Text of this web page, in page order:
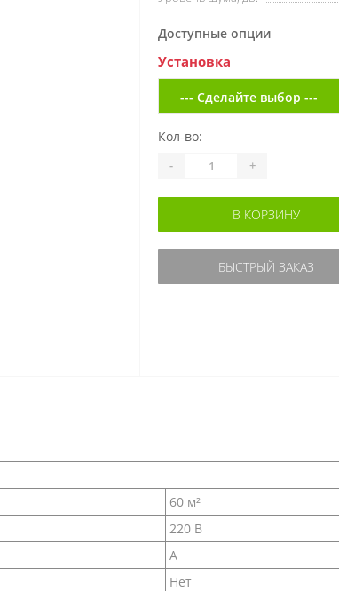
Доступные опции
Установка
Кол-во:
- +
В КОРЗИНУ
БЫСТРЫЙ ЗАКАЗ
60 м²
220 В
A
Нет